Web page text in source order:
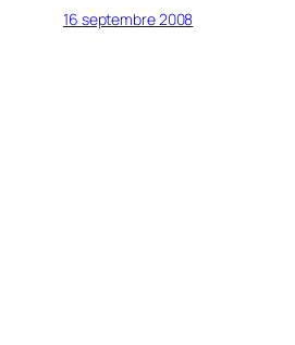
16 septembre 2008